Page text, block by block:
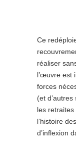
Ce
réaliser
l’œuvre est
forces
(et
les
l’histoire
d’inflexion